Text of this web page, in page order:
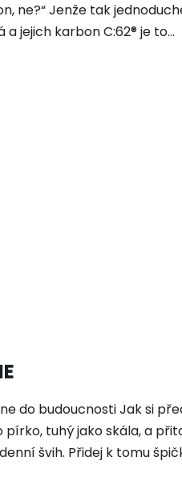
ne?“ Jenže tak
jejich karbon C:62® je to...
do budoucnosti Jak si
pírko, tuhý jako skála, a
švih. Přidej k tomu